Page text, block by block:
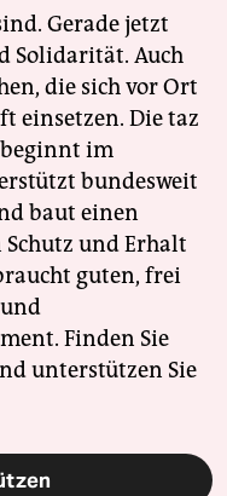
Gerade jetzt
Solidarität. Auch
die sich vor Ort
einsetzen. Die taz
im
bundesweit
baut einen
und Erhalt
guten, frei
Finden Sie
unterstützen Sie